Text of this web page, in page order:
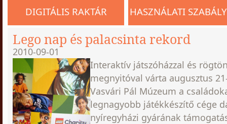
DIGITÁLIS RAKTÁR HASZNÁLATI
Lego nap és palacsinta rekord
2010-09-01
Interaktív játszóházzal és
megnyitóval várta augusztus
Vasvári Pál Múzeum a
legnagyobb játékkészítő cége
nyíregyházi gyárának